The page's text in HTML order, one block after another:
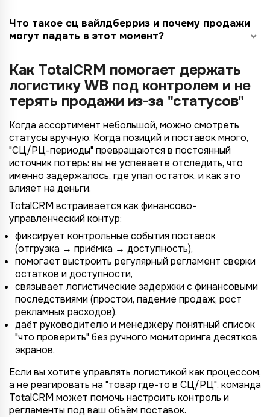
Что такое сц вайлдберриз и почему продажи
могут падать в этот момент?
Как TotalCRM помогает держать
логистику WB под контролем и не
терять продажи из-за "статусов"
Когда ассортимент небольшой, можно смотреть
статусы вручную. Когда позиций и поставок много,
"СЦ/РЦ-периоды" превращаются в постоянный
источник потерь: вы не успеваете отследить, что
именно задержалось, где упал остаток, и как это
влияет на деньги.
TotalCRM встраивается как финансово-
управленческий контур:
фиксирует контрольные события поставок
(отгрузка → приёмка → доступность),
помогает выстроить регулярный регламент сверки
остатков и доступности,
связывает логистические задержки с финансовыми
последствиями (простои, падение продаж, рост
рекламных расходов),
даёт руководителю и менеджеру понятный список
"что проверить" без ручного мониторинга десятков
экранов.
Если вы хотите управлять логистикой как процессом,
а не реагировать на "товар где-то в СЦ/РЦ", команда
TotalCRM может помочь настроить контроль и
регламенты под ваш объём поставок.